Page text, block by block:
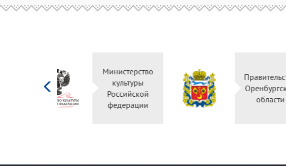
Министерство
Российской
федерации